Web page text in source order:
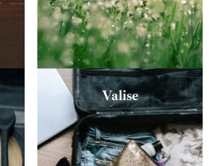
Valise